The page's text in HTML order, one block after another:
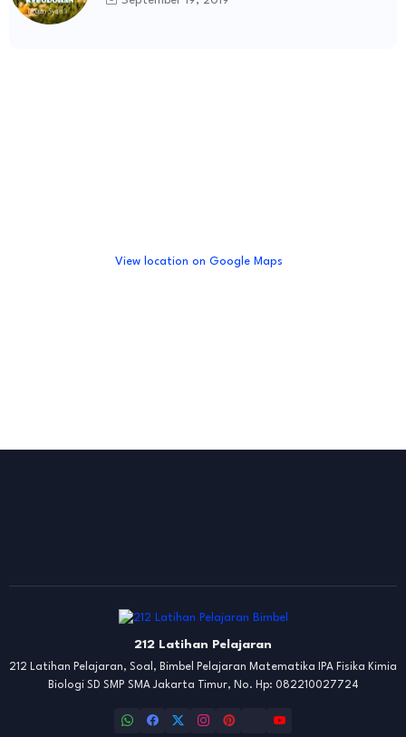
View location on Google Maps
212 Latihan Pelajaran
212 Latihan Pelajaran, Soal, Bimbel Pelajaran Matematika IPA Fisika Kimia
Biologi SD SMP SMA Jakarta Timur, No. Hp: 082210027724